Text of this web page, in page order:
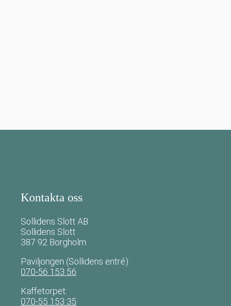
Kontakta oss
Sollidens Slott AB
Sollidens Slott
387 92 Borgholm
Paviljongen (Sollidens entré):
070-56 153 56
Kaffetorpet:
070-55 153 35